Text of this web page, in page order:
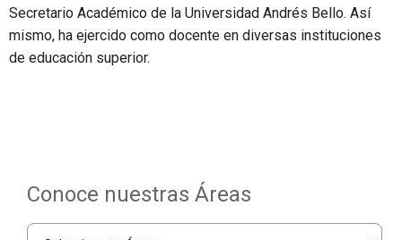
Secretario Académico de la Universidad Andrés Bello. Así
mismo, ha ejercido como docente en diversas instituciones
de educación superior.
Conoce nuestras Áreas